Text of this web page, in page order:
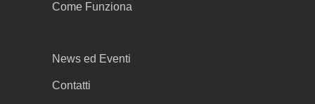
Come Funziona
News ed Eventi
Contatti